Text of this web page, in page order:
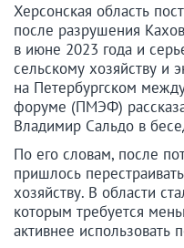
Херсонская область
после разрушения
в июне 2023 года и
сельскому хозяйству и
на Петербургском
форуме (ПМЭФ)
Владимир Сальдо в
По его словам, после
пришлось
хозяйству. В области
которым требуется
активнее использовать